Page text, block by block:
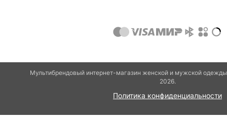
Мультибрендовый интернет-магазин женской и мужской
2026.
Политика конфиденциальности